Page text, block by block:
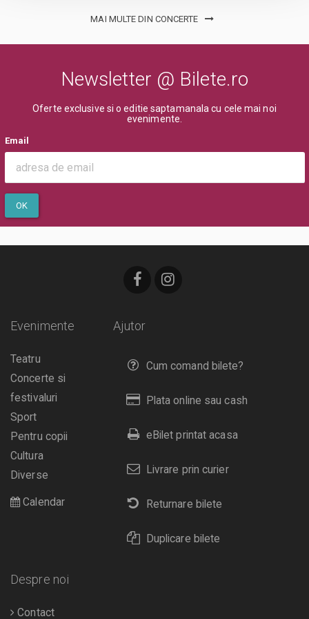
MAI MULTE DIN CONCERTE
Newsletter @ Bilete.ro
Oferte exclusive si o editie saptamanala cu cele mai noi
evenimente.
Email
OK
Ajutor
Cum comand bilete?
Plata online sau cash
eBilet printat acasa
Livrare prin curier
Returnare bilete
Duplicare bilete
Evenimente
Teatru
Concerte si
festivaluri
Sport
Pentru copii
Cultura
Diverse
Calendar
Despre noi
Contact